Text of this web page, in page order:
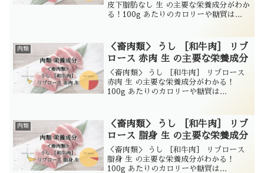
皮下脂肪なし 生 の主要な栄養成分がわか
る！100g あたりのカロリーや糖質は...
肉類
＜畜肉類＞ うし ［和牛肉］ リブ
ロース 赤肉 生 の主要な栄養成分
＜畜肉類＞ うし ［和牛肉］ リブロース
赤肉 生 の主要な栄養成分がわかる！
100g あたりのカロリーや糖質は...
肉類
＜畜肉類＞ うし ［和牛肉］ リブ
ロース 脂身 生 の主要な栄養成分
＜畜肉類＞ うし ［和牛肉］ リブロース
脂身 生 の主要な栄養成分がわかる！
100g あたりのカロリーや糖質は...